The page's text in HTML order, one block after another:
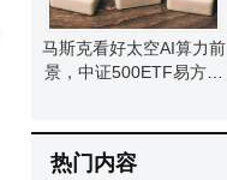
马斯克看好太空AI算力前
景，中证500ETF易方达
热门内容